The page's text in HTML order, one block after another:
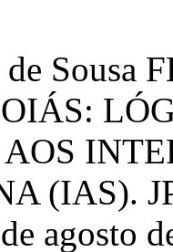
Sousa
(IAS).
agosto